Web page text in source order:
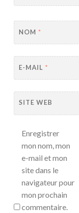
NOM *
E-MAIL *
SITE WEB
Enregistrer
mon nom, mon
e-mail et mon
site dans le
navigateur pour
mon prochain
commentaire.